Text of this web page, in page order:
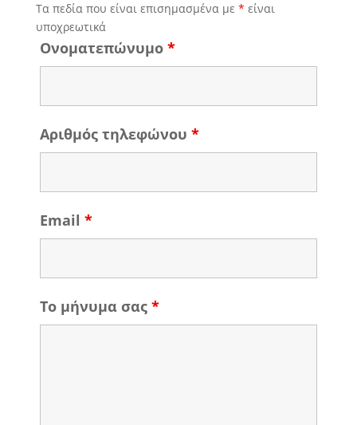
Τα πεδία που είναι επισημασμένα με * είναι
υποχρεωτικά
Ονοματεπώνυμο *
Αριθμός τηλεφώνου *
Email *
Το μήνυμα σας *